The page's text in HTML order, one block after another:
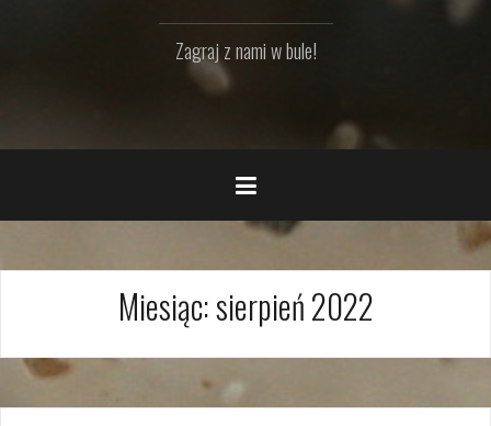
Zagraj z nami w bule!
Miesiąc:sierpień 2022